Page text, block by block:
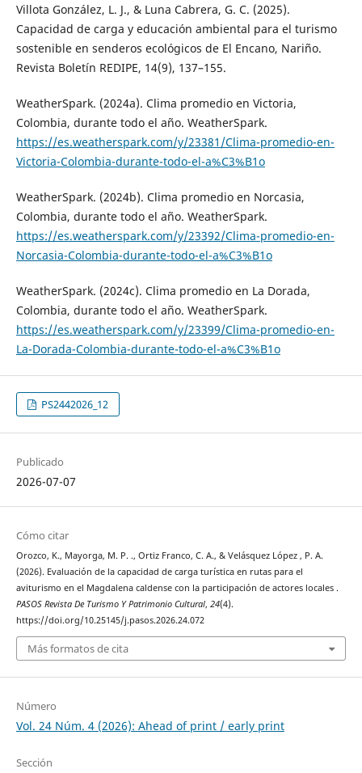
Villota González, L. J., & Luna Cabrera, G. C. (2025).
Capacidad de carga y educación ambiental para el turismo
sostenible en senderos ecológicos de El Encano, Nariño.
Revista Boletín REDIPE, 14(9), 137–155.
WeatherSpark. (2024a). Clima promedio en Victoria,
Colombia, durante todo el año. WeatherSpark.
https://es.weatherspark.com/y/23381/Clima-promedio-en-
Victoria-Colombia-durante-todo-el-a%C3%B1o
WeatherSpark. (2024b). Clima promedio en Norcasia,
Colombia, durante todo el año. WeatherSpark.
https://es.weatherspark.com/y/23392/Clima-promedio-en-
Norcasia-Colombia-durante-todo-el-a%C3%B1o
WeatherSpark. (2024c). Clima promedio en La Dorada,
Colombia, durante todo el año. WeatherSpark.
https://es.weatherspark.com/y/23399/Clima-promedio-en-
La-Dorada-Colombia-durante-todo-el-a%C3%B1o
PS2442026_12
Publicado
2026-07-07
Cómo citar
Orozco, K., Mayorga, M. P. ., Ortiz Franco, C. A., & Velásquez López , P. A.
(2026). Evaluación de la capacidad de carga turística en rutas para el
aviturismo en el Magdalena caldense con la participación de actores locales .
PASOS Revista De Turismo Y Patrimonio Cultural, 24(4).
https://doi.org/10.25145/j.pasos.2026.24.072
Más formatos de cita
Número
Vol. 24 Núm. 4 (2026): Ahead of print / early print
Sección